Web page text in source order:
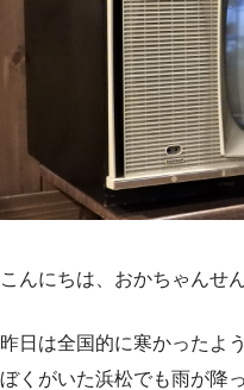
こんにちは、おかちゃんせ
昨日は全国的に寒かったよ
ぼくがいた浜松でも雨が降